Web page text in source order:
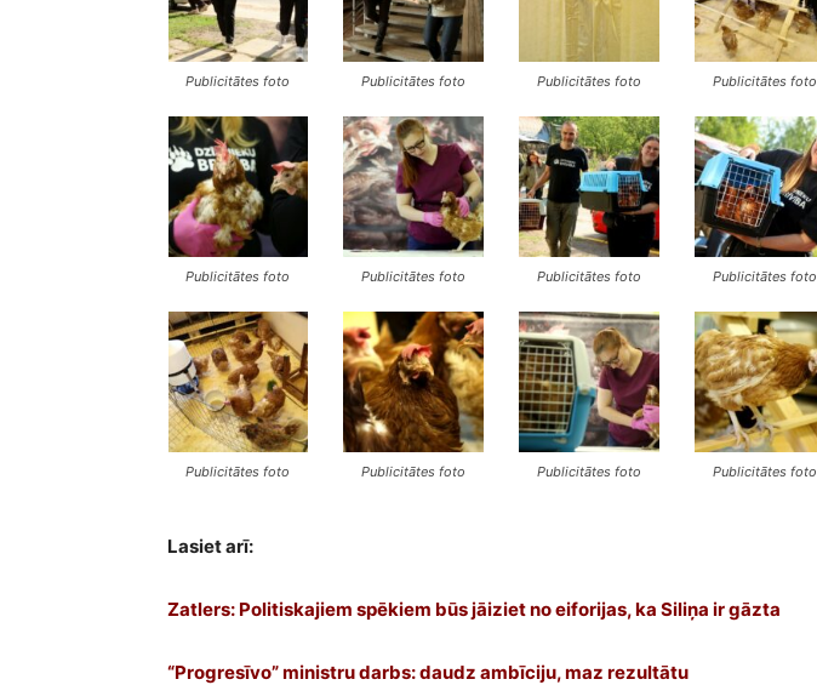
Publicitātes foto Publicitātes foto Publicitātes foto Publicitātes foto
Publicitātes foto Publicitātes foto Publicitātes foto Publicitātes foto
Publicitātes foto Publicitātes foto Publicitātes foto Publicitātes foto
Lasiet arī:
Zatlers: Politiskajiem spēkiem būs jāiziet no eiforijas, ka Siliņa ir gāzta
“Progresīvo” ministru darbs: daudz ambīciju, maz rezultātu